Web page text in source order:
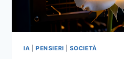
IA PENSIERI SOCIETÀ